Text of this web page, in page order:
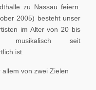
zu Nassau feiern.
2005) besteht unser
im Alter von 20 bis
seit
ist.
von zwei Zielen